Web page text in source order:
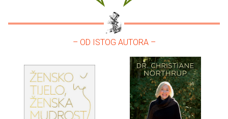
– OD ISTOG AUTORA –